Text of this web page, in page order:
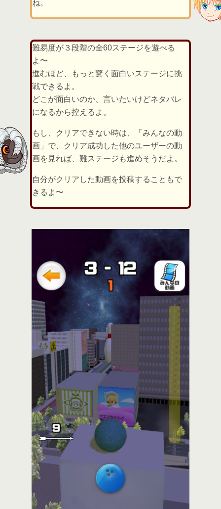
ね。
難易度が３段階の全60ステージを遊べる
よ〜
進むほど、もっと驚く面白いステージに挑
戦できるよ。
どこが面白いのか、言いたいけどネタバレ
になるから控えるよ。
もし、クリアできない時は、「みんなの動
画」で、クリア成功した他のユーザーの動
画を見れば、難ステージも進めそうだよ。
自分がクリアした動画を投稿することもで
きるよ〜